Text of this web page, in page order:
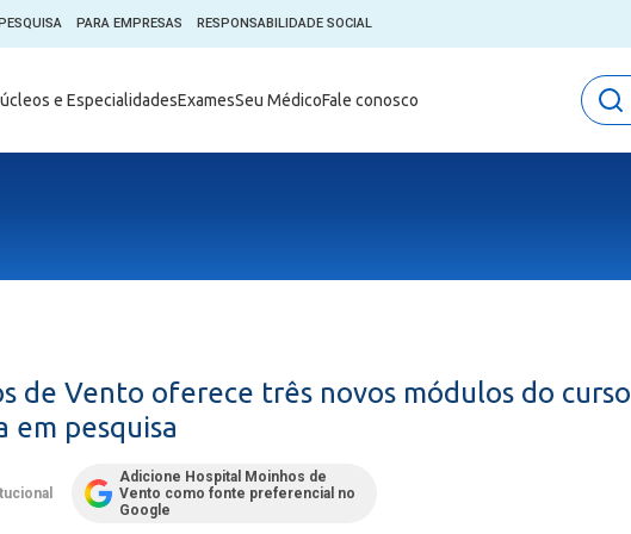
PARA EMPRESAS RESPONSABILIDADE SOCIAL
e EspecialidadesExamesSeu MédicoFale conosco
em Pesquisa (CEP)
Hospital do Coração Moinhos
Horários de visita no Hospital Moinhos
Notícias
Pastoral
Publicações
de Vento oferece três novos módulos do curso
pesquisa
Adicione Hospital Moinhos de
Vento como fonte preferencial no
Google